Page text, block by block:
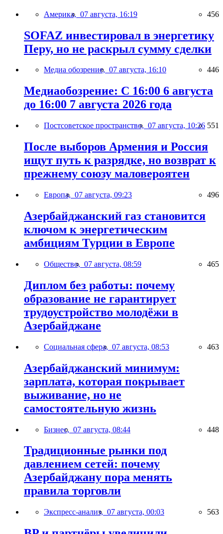
Америка, 07 августа, 16:19 456
SOFAZ инвестировал в энергетику
Перу, но не раскрыл сумму сделки
Медиа обозрение, 07 августа, 16:10 446
Медиаобозрение: С 16:00 6 августа
до 16:00 7 августа 2026 года
Постсоветское пространство, 07 августа, 10:26 551
После выборов Армения и Россия
ищут путь к разрядке, но возврат к
прежнему союзу маловероятен
Европа, 07 августа, 09:23 496
Азербайджанский газ становится
ключом к энергетическим
амбициям Турции в Европе
Общество, 07 августа, 08:59 465
Диплом без работы: почему
образование не гарантирует
трудоустройство молодёжи в
Азербайджане
Социальная сфера, 07 августа, 08:53 463
Азербайджанский минимум:
зарплата, которая покрывает
выживание, но не
самостоятельную жизнь
Бизнес, 07 августа, 08:44 448
Традиционные рынки под
давлением сетей: почему
Азербайджану пора менять
правила торговли
Экспресс-анализ, 07 августа, 00:03 563